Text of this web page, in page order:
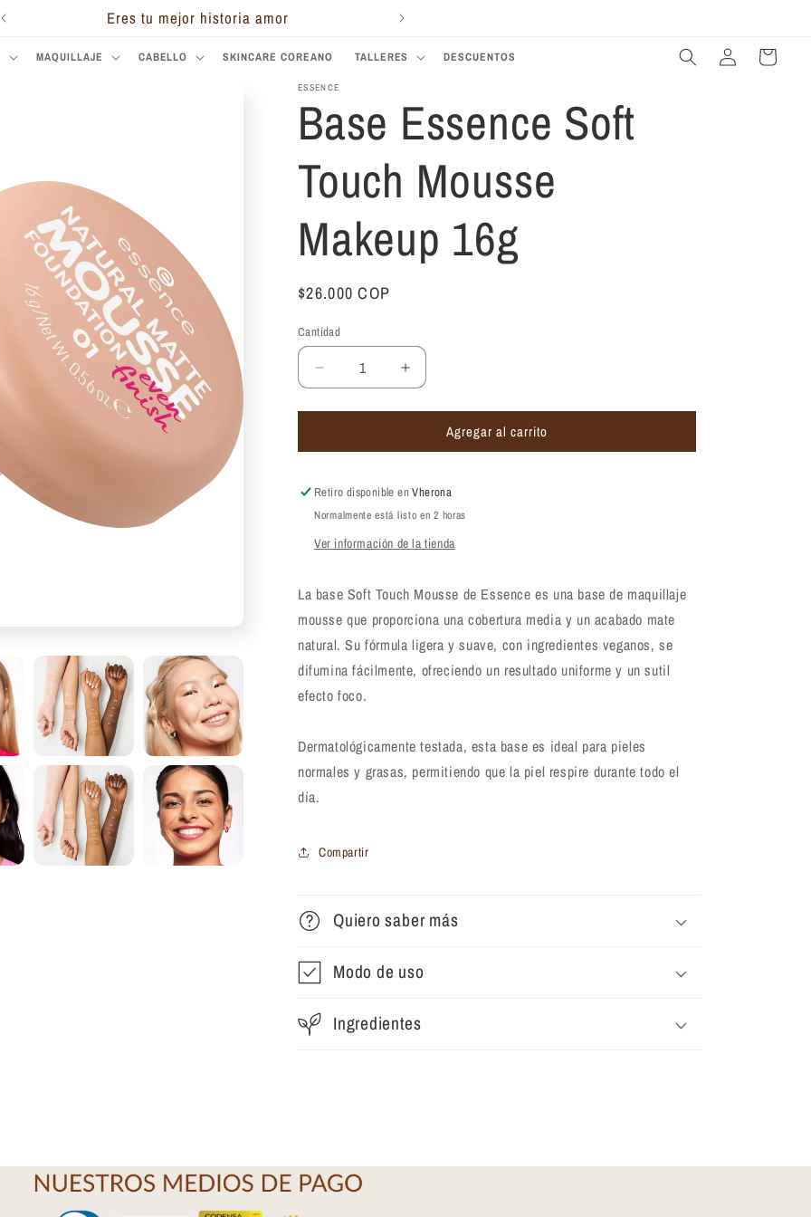
Eres tu mejor historia amor
MAQUILLAJE CABELLO SKINCARE COREANO TALLERES DESCUENTOS
Iniciar
sesión
Carrito
ESSENCE
Base Essence Soft
Touch Mousse
Makeup 16g
Precio
$26.000 COP
Cantidad
Reducir
cantidad
para
Essence
Touch
Mousse
16g
Aumentar
cantidad
para
Essence
Touch
Mousse
16g
Agregar al carrito
Retiro disponible enVherona
Normalmente está listo en 2 horas
Ver información de la tienda
La base Soft Touch Mousse de Essence es una base de maquillaje
mousse que proporciona una cobertura media y un acabado mate
natural. Su fórmula ligera y suave, con ingredientes veganos, se
difumina fácilmente, ofreciendo un resultado uniforme y un sutil
efecto foco.
Dermatológicamente testada, esta base es ideal para pieles
normales y grasas, permitiendo que la piel respire durante todo el
día.
Compartir
Quiero saber más
Modo de uso
Ingredientes